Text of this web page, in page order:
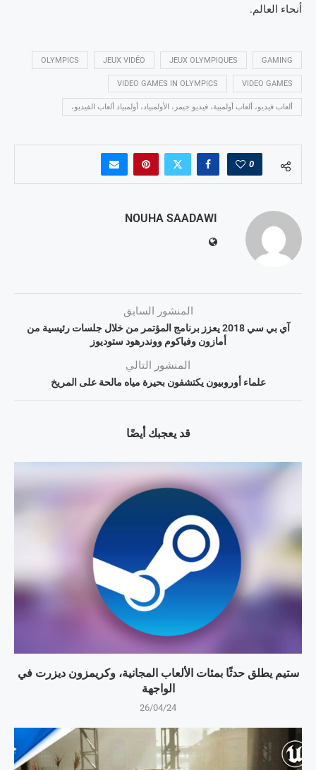
أنحاء العالم.
GAMING
JEUX OLYMPIQUES
JEUX VIDÉO
OLYMPICS
VIDEO GAMES
VIDEO GAMES IN OLYMPICS
ألعاب فيديو، ألعاب أولمبية، فيديو جيمز، الأولمبياد، أولمبياد ألعاب الفيديو،
0
NOUHA SAADAWI
المنشور السابق
آي بي سي 2018 يعزز برنامج المؤتمر من خلال جلسات رئيسية من
أمازون وفياكوم ووندرهود ستوديوز
المنشور التالي
علماء أوروبيون يكتشفون بحيرة مياه مالحة على المريخ
قد يعجبك أيضًا
ستيم يطلق حدثًا بمئات الألعاب المجانية، وكريمزون ديزرت في
الواجهة
26/04/24